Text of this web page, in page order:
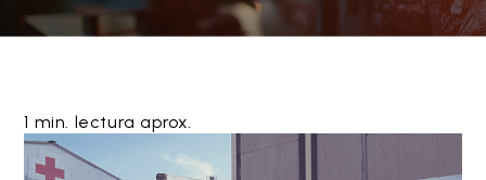
1 min. lectura aprox.